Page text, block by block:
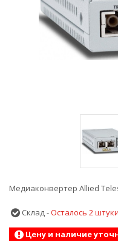
Медиаконвертер Allied
Склад -Осталось 2 штуки
Цену и наличие